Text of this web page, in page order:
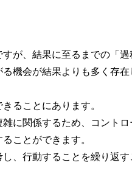
が、結果に至るまでの「過
機会が結果よりも多く存在
ることにあります。
に関係するため、コントロ
ことができます。
、行動することを繰り返